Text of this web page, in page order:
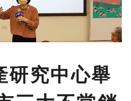
研究中心舉